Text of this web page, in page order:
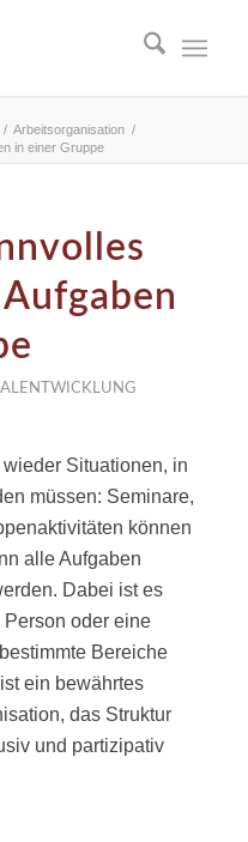
/ Arbeitsorganisation /
in einer Gruppe
wieder Situationen, in
müssen: Seminare,
können
alle Aufgaben
Dabei ist es
oder eine
Bereiche
ein bewährtes
das Struktur
und partizipativ